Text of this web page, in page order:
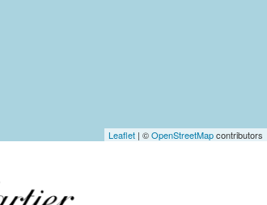
Leaflet | ©OpenStreetMapcontributors